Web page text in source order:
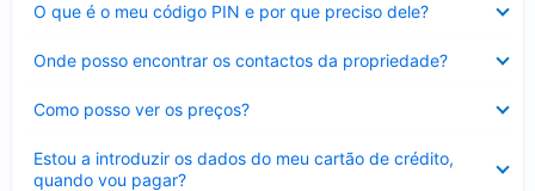
O que é o meu código PIN e por que preciso dele?
fechado
Onde posso encontrar os contactos da propriedade?
fechado
Como posso ver os preços?
fechado
Estou a introduzir os dados do meu cartão de crédito,
quando vou pagar?
fechado